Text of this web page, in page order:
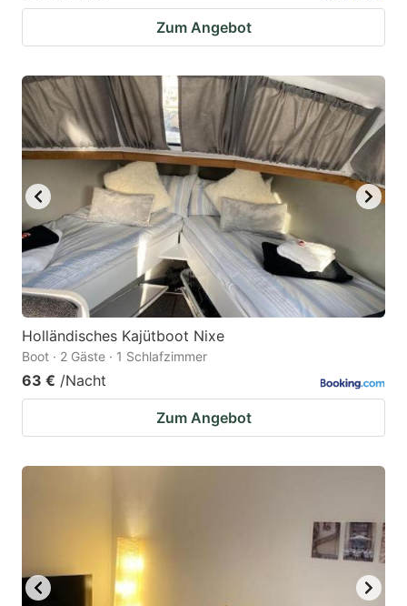
Zum Angebot
Holländisches Kajütboot Nixe
Boot · 2 Gäste · 1 Schlafzimmer
63 € /Nacht
Zum Angebot